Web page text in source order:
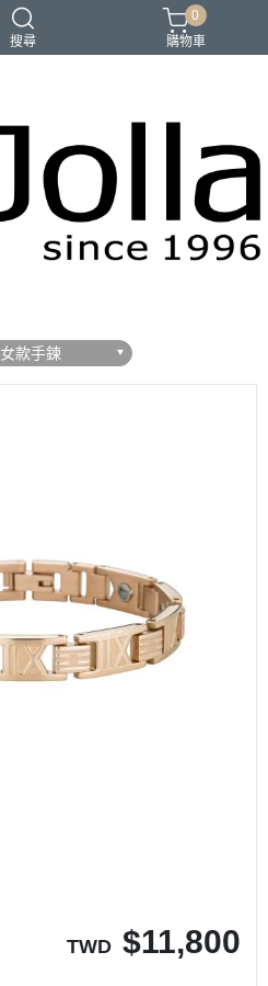
搜尋
母親節禮物
0
購物車
女款手鍊
TWD $11,800